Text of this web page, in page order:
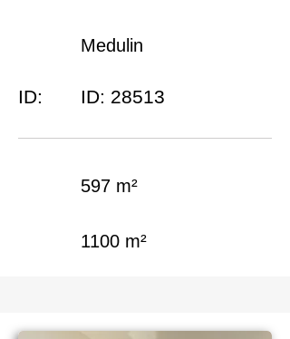
ID:
Medulin
ID: 28513
597 m²
1100 m²